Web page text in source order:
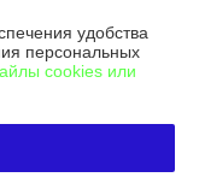
удобства
персональных
cookies или